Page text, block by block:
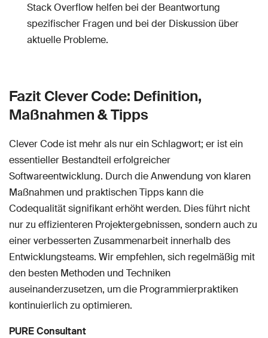
Stack Overflow helfen bei der Beantwortung
spezifischer Fragen und bei der Diskussion über
aktuelle Probleme.
Fazit Clever Code: Definition,
Maßnahmen & Tipps
Clever Code ist mehr als nur ein Schlagwort; er ist ein
essentieller Bestandteil erfolgreicher
Softwareentwicklung. Durch die Anwendung von klaren
Maßnahmen und praktischen Tipps kann die
Codequalität signifikant erhöht werden. Dies führt nicht
nur zu effizienteren Projektergebnissen, sondern auch zu
einer verbesserten Zusammenarbeit innerhalb des
Entwicklungsteams. Wir empfehlen, sich regelmäßig mit
den besten Methoden und Techniken
auseinanderzusetzen, um die Programmierpraktiken
kontinuierlich zu optimieren.
PURE Consultant